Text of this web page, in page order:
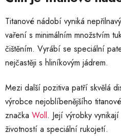
á
d
a
c
í
v
k
y
v
Titanové nádobí vyniká
vaření s minimálním množstvím
čištěním. Vyrábí se speciální
nejčastěji s hliníkovým jádrem.
Mezi další pozitiva patří skvělá
výrobce nejoblíbenějšího
značka Woll. Její výrobky
životností a speciální rukojetí.